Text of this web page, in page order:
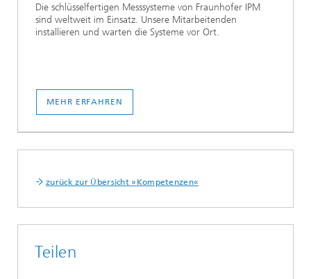
Die schlüsselfertigen Messsysteme von Fraunhofer IPM
sind weltweit im Einsatz. Unsere Mitarbeitenden
installieren und warten die Systeme vor Ort.
MEHR ERFAHREN
zurück zur Übersicht »Kompetenzen«
Teilen